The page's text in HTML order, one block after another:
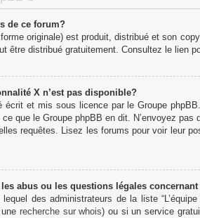
de ce forum?
originale) est produit, distribué et son
être distribué gratuitement. Consultez le lien
X n’est pas disponible?
écrit et mis sous licence par le Groupe
que le Groupe phpBB en dit. N’envoyez
requêtes. Lisez les forums pour voir leur
abus ou les questions légales
lequel des administrateurs de la liste
recherche sur whois) ou si un service